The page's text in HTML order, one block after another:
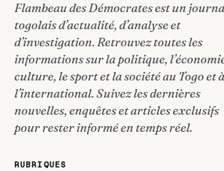
Flambeau des Démocrates est un
togolais d’actualité, d’analyse et
d’investigation. Retrouvez toutes les
informations sur la politique,
culture, le sport et la société au Togo et à
l’international. Suivez les dernières
nouvelles, enquêtes et articles exclusifs
pour rester informé en temps réel.
RUBRIQUES